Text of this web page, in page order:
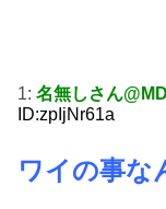
1: 名無しさん@MD
ID:zpIjNr61a
ワイの事な